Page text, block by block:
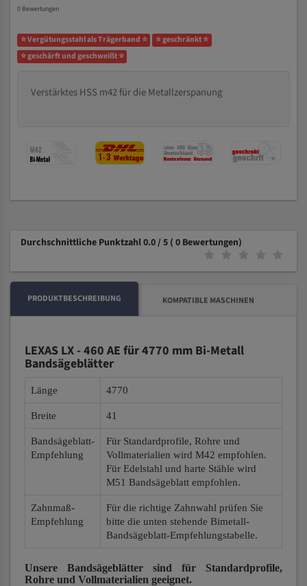
0 Bewertungen
⭐ Vergütungsstahl als Trägerband ⭐
⭐ geschränkt ⭐
⭐ geschärft und geschweißt ⭐
Verstärktes HSS m42 für die Metallzerspanung
Durchschnittliche Punktzahl 0.0 / 5 ( 0 Bewertungen)
PRODUKTBESCHREIBUNG KOMPATIBLE MASCHINEN
LEXAS LX - 460 AE für 4770 mm Bi-Metall
Bandsägeblätter
Länge 4770
Breite 41
Bandsägeblatt-
Empfehlung
Für Standardprofile, Rohre und
Vollmaterialien wird M42 empfohlen.
Für Edelstahl und harte Stähle wird
M51 Bandsägeblatt empfohlen.
Zahnmaß-
Empfehlung
Für die richtige Zahnwahl prüfen Sie
bitte die unten stehende Bimetall-
Bandsägeblatt-Empfehlungstabelle.
Unsere Bandsägeblätter sind für Standardprofile,
Rohre und Vollmaterialien geeignet.